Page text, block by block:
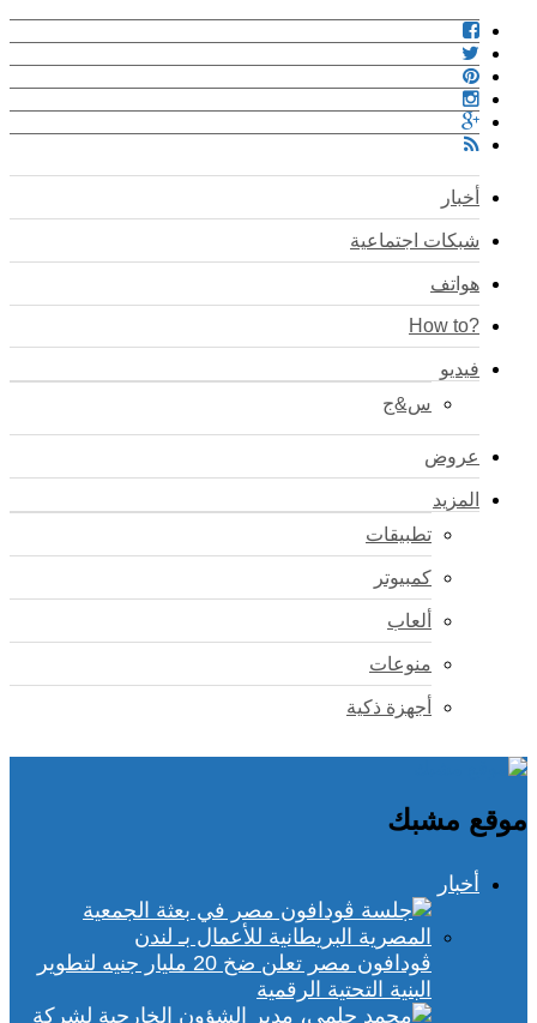
أخبار
شبكات اجتماعية
هواتف
?How to
فيديو
س&ج
عروض
المزيد
تطبيقات
كمبيوتر
ألعاب
منوعات
أجهزة ذكية
موقع مشبك
أخبار
ڤودافون مصر تعلن ضخ 20 مليار جنيه لتطوير
البنية التحتية الرقمية